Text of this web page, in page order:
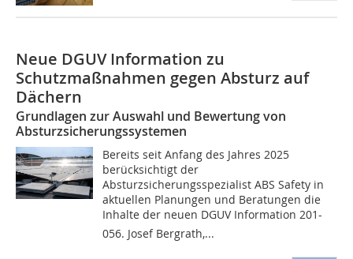
Neue DGUV Information zu
Schutzmaßnahmen gegen Absturz auf
Dächern
Grundlagen zur Auswahl und Bewertung von
Absturzsicherungssystemen
Bereits seit Anfang des Jahres 2025
berücksichtigt der
Absturzsicherungsspezialist ABS Safety in
aktuellen Planungen und Beratungen die
Inhalte der neuen DGUV Information 201-
056. Josef Bergrath,...